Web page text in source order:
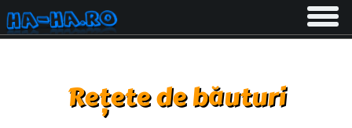
Toggle
Rețete de băuturi